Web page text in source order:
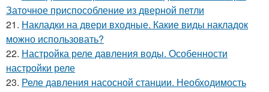
Заточное приспособление из дверной петли
21. Накладки на двери входные. Какие виды накладок
можно использовать?
22. Настройка реле давления воды. Особенности
настройки реле
23. Реле давления насосной станции. Необходимость